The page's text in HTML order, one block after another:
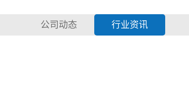
公司动态 行业资讯